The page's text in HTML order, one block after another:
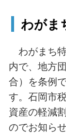
わがま
わがまち
内で、地方
合）を条例
す。石岡市
資産の軽減
のでお知ら